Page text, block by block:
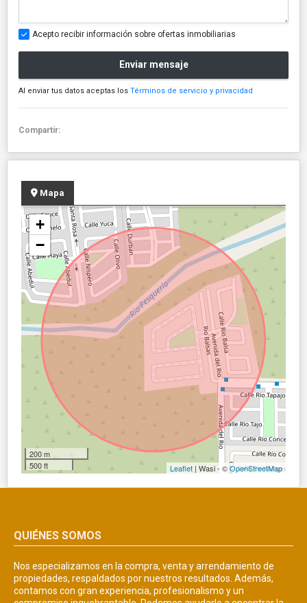
Acepto recibir información sobre ofertas inmobiliarias
Enviar mensaje
Al enviar tus datos aceptas los Términos de servicio y privacidad
Compartir:
Mapa
+
−
200 m
500 ft
Leaflet | Wasi - ©OpenStreetMap
QUIÉNES SOMOS
Nos especializamos en la compra, venta y arrendamiento de
propiedades, respaldados por nuestros resultados. Además,
contamos con gran experiencia, profesionalismo y un